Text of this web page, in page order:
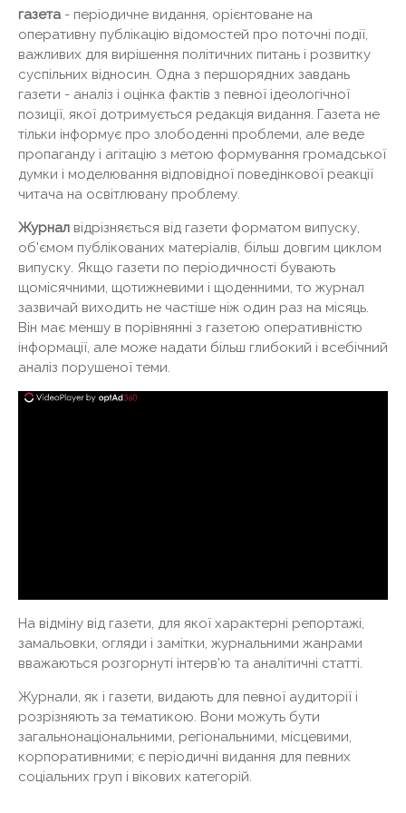
газета - періодичне видання, орієнтоване на
оперативну публікацію відомостей про поточні події,
важливих для вирішення політичних питань і розвитку
суспільних відносин. Одна з першорядних завдань
газети - аналіз і оцінка фактів з певної ідеологічної
позиції, якої дотримується редакція видання. Газета не
тільки інформує про злободенні проблеми, але веде
пропаганду і агітацію з метою формування громадської
думки і моделювання відповідної поведінкової реакції
читача на освітлювану проблему.
Журнал відрізняється від газети форматом випуску,
об'ємом публікованих матеріалів, більш довгим циклом
випуску. Якщо газети по періодичності бувають
щомісячними, щотижневими і щоденними, то журнал
зазвичай виходить не частіше ніж один раз на місяць.
Він має меншу в порівнянні з газетою оперативністю
інформації, але може надати більш глибокий і всебічний
аналіз порушеної теми.
На відміну від газети, для якої характерні репортажі,
замальовки, огляди і замітки, журнальними жанрами
вважаються розгорнуті інтерв'ю та аналітичні статті.
Журнали, як і газети, видають для певної аудиторії і
розрізняють за тематикою. Вони можуть бути
загальнонаціональними, регіональними, місцевими,
корпоративними; є періодичні видання для певних
соціальних груп і вікових категорій.